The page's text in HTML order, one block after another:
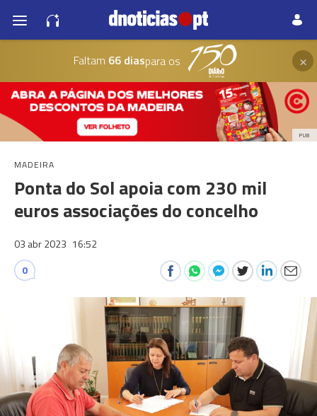
Faltam 66 diaspara os ×
PUB
MADEIRA
Ponta do Sol apoia com 230 mil
euros associações do concelho
03 abr 2023 16:52
0